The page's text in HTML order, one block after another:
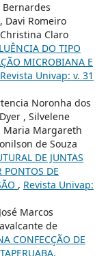
Bernardes
Davi Romeiro
Claro
DO TIPO
MICROBIANA E
Revista Univap: v. 31
Noronha dos
, Silvelene
Maria Margareth
de Souza
DE JUNTAS
PONTOS DE
, Revista Univap:
Marcos
de
CONFECÇÃO DE